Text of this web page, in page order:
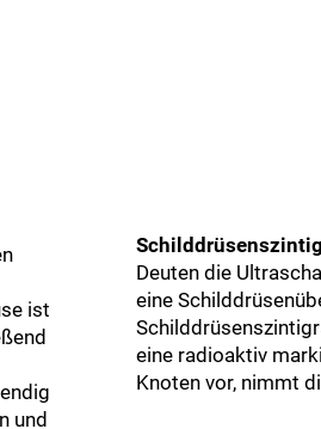
ist
und
Deuten die
eine
eine radioaktiv
Knoten vor, nimmt